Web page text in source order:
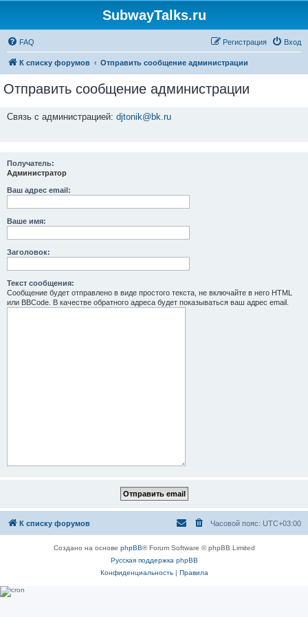
SubwayTalks.ru
FAQ Вход
Регистрация
К списку форумов Отправить сообщение администрации
Отправить сообщение администрации
Связь с администрацией: djtonik@bk.ru
Получатель:
Администратор
Ваш адрес email:
Ваше имя:
Заголовок:
Текст сообщения:
Сообщение будет отправлено в виде простого текста, не включайте в него HTML
или BBCode. В качестве обратного адреса будет показываться ваш адрес email.
К списку форумов Часовой пояс: UTC+03:00
Создано на основе phpBB® Forum Software © phpBB Limited
Русская поддержка phpBB
Конфиденциальность| Правила